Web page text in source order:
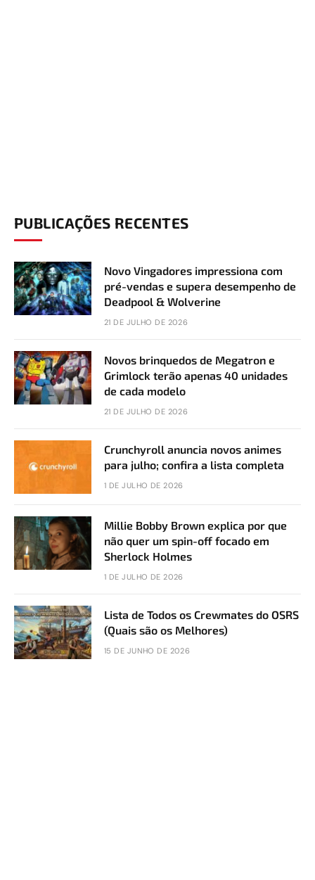
PUBLICAÇÕES RECENTES
Novo Vingadores impressiona com
pré-vendas e supera desempenho de
Deadpool & Wolverine
21 DE JULHO DE 2026
Novos brinquedos de Megatron e
Grimlock terão apenas 40 unidades
de cada modelo
21 DE JULHO DE 2026
Crunchyroll anuncia novos animes
para julho; confira a lista completa
1 DE JULHO DE 2026
Millie Bobby Brown explica por que
não quer um spin-off focado em
Sherlock Holmes
1 DE JULHO DE 2026
Lista de Todos os Crewmates do OSRS
(Quais são os Melhores)
15 DE JUNHO DE 2026